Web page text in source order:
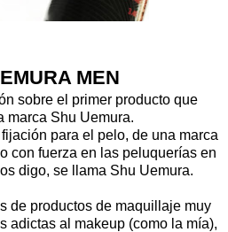
MEN
sobre el primer producto que
marca Shu Uemura.
para el pelo, de una marca
con fuerza en las peluquerías en
digo, se llama Shu Uemura.
de productos de maquillaje muy
adictas al makeup (como la mía),